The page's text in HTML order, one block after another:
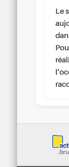
Le